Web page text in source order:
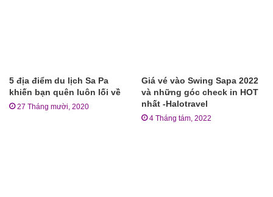
5 địa điểm du lịch Sa Pa
khiến bạn quên luôn lối về
27 Tháng mười, 2020
Giá vé vào Swing Sapa 2022
và những góc check in HOT
nhất -Halotravel
4 Tháng tám, 2022